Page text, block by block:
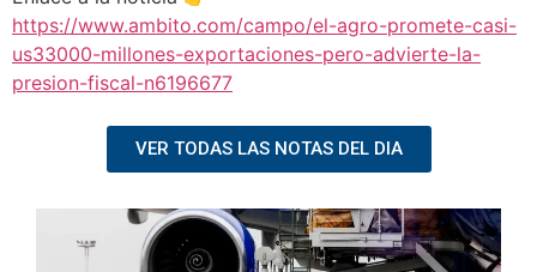
https://www.ambito.com/campo/el-agro-promete-casi-
us33000-millones-exportaciones-pero-advierte-la-
presion-fiscal-n6196677
VER TODAS LAS NOTAS DEL DIA